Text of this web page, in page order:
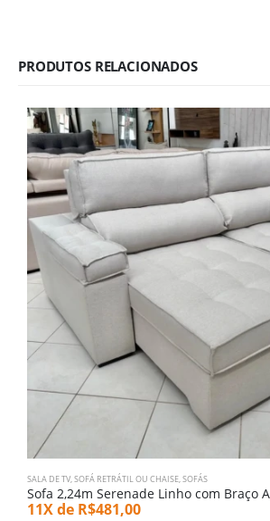
PRODUTOS RELACIONADOS
SALA DE TV SOFÁ RETRÁTIL OU CHAISE SOFÁS
Sofa 2,24m Serenade Linho com Braço
11X de R$481,00